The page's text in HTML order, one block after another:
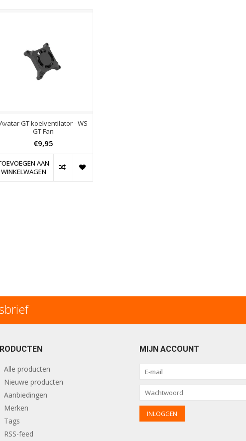
Avatar GT koelventilator - WS
GT Fan
€9,95
AAN
WINKELWAGEN
Alle producten
Nieuwe producten
Aanbiedingen
Merken
Tags
RSS-feed
MIJN ACCOUNT